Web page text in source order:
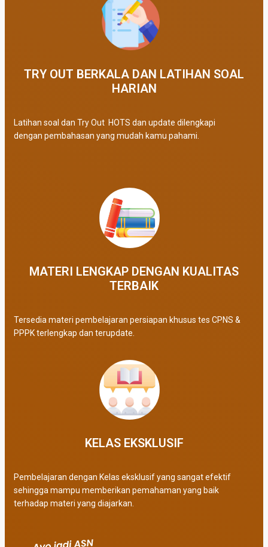
TRY OUT BERKALA DAN LATIHAN SOAL
HARIAN
Latihan soal dan Try Out HOTS dan update dilengkapi
dengan pembahasan yang mudah kamu pahami.
MATERI LENGKAP DENGAN KUALITAS
TERBAIK​
Tersedia materi pembelajaran persiapan khusus tes CPNS &
PPPK terlengkap dan terupdate.
KELAS EKSKLUSIF​
Pembelajaran dengan Kelas eksklusif yang sangat efektif
sehingga mampu memberikan pemahaman yang baik
terhadap materi yang diajarkan.